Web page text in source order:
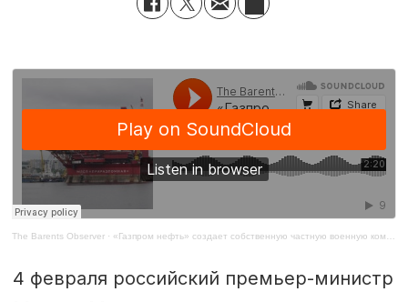
The Barents Observer · «Газпром нефть» создает собственную частную военную компанию
4 февраля российский премьер-министр